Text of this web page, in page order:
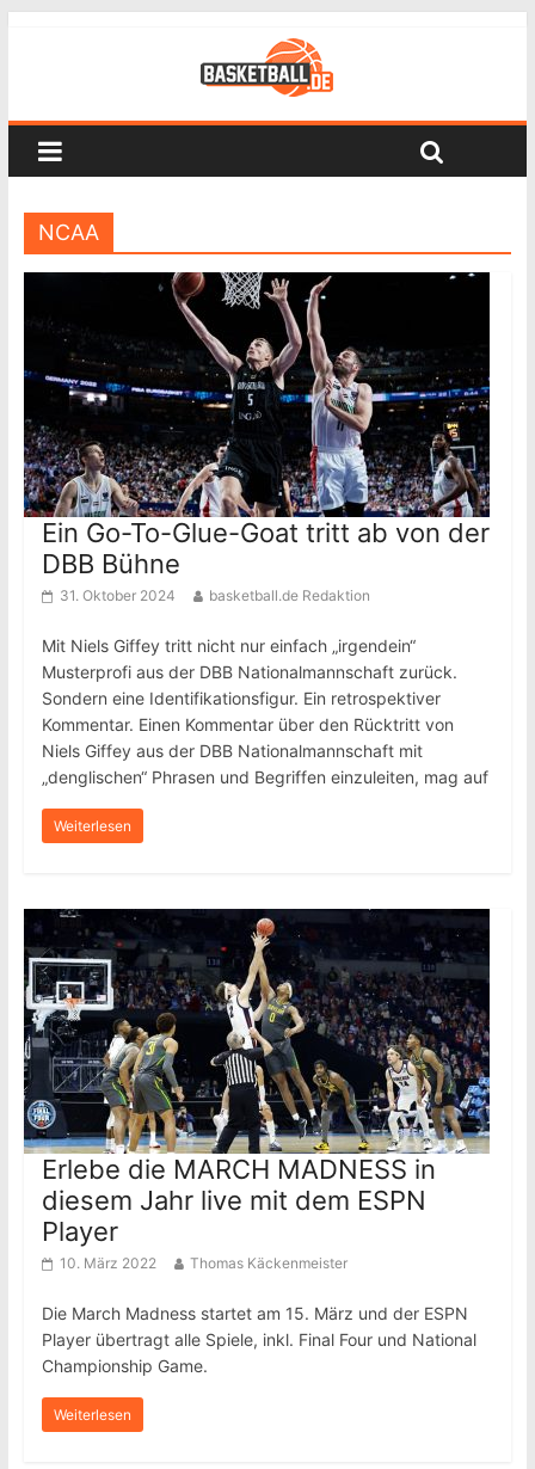
NCAA
Ein Go-To-Glue-Goat tritt ab von der
DBB Bühne
31. Oktober 2024 basketball.de Redaktion
Mit Niels Giffey tritt nicht nur einfach „irgendein“
Musterprofi aus der DBB Nationalmannschaft zurück.
Sondern eine Identifikationsfigur. Ein retrospektiver
Kommentar. Einen Kommentar über den Rücktritt von
Niels Giffey aus der DBB Nationalmannschaft mit
„denglischen“ Phrasen und Begriffen einzuleiten, mag auf
Weiterlesen
Erlebe die MARCH MADNESS in
diesem Jahr live mit dem ESPN
Player
10. März 2022 Thomas Käckenmeister
Die March Madness startet am 15. März und der ESPN
Player übertragt alle Spiele, inkl. Final Four und National
Championship Game.
Weiterlesen